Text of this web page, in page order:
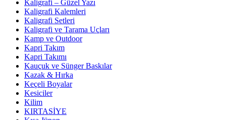
Kaligrafi – Güzel Yazı
Kaligrafi Kalemleri
Kaligrafi Setleri
Kaligrafi ve Tarama Uçları
Kamp ve Outdoor
Kapri Takım
Kapri Takımı
Kauçuk ve Sünger Baskılar
Kazak & Hırka
Keçeli Boyalar
Kesiciler
Kilim
KIRTASİYE